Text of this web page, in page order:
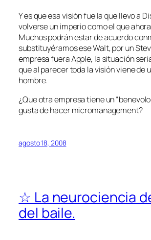
Y es que esa visión fue la que llevo a
volverse un imperio como el que
Muchos podrán estar de acuerdo
substituyéramos ese Walt, por un
empresa fuera Apple, la situación
que al parecer toda la visión viene de
hombre.
¿Que otra empresa tiene un
gusta de hacer micromanagement?
agosto 18, 2008
☆ La neurociencia
del baile.